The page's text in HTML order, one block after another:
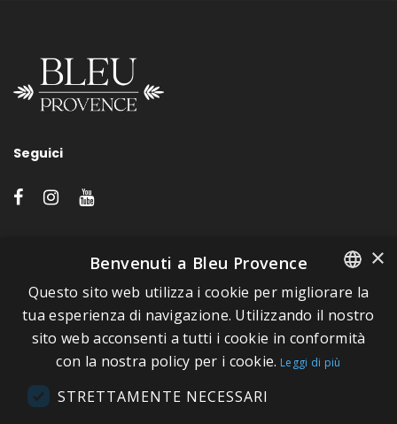
Seguici
A proposito di Bleu Provence
Informazioni legali
Condizioni di vendita
Contatti
FRENCH
ITALIAN
GERMAN
×
Benvenuti a Bleu Provence
Questo sito web utilizza i cookie per migliorare la
tua esperienza di navigazione. Utilizzando il nostro
sito web acconsenti a tutti i cookie in conformità
con la nostra policy per i cookie. Leggi di più
STRETTAMENTE NECESSARI